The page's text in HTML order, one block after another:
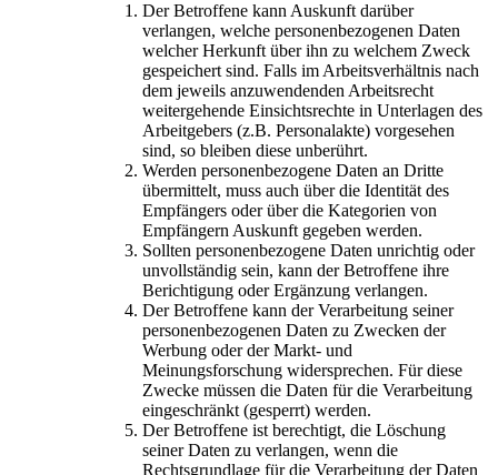
Der Betroffene kann Auskunft darüber
verlangen, welche personenbezogenen Daten
welcher Herkunft über ihn zu welchem Zweck
gespeichert sind. Falls im Arbeitsverhältnis nach
dem jeweils anzuwendenden Arbeitsrecht
weitergehende Einsichtsrechte in Unterlagen des
Arbeitgebers (z.B. Personalakte) vorgesehen
sind, so bleiben diese unberührt.
Werden personenbezogene Daten an Dritte
übermittelt, muss auch über die Identität des
Empfängers oder über die Kategorien von
Empfängern Auskunft gegeben werden.
Sollten personenbezogene Daten unrichtig oder
unvollständig sein, kann der Betroffene ihre
Berichtigung oder Ergänzung verlangen.
Der Betroffene kann der Verarbeitung seiner
personenbezogenen Daten zu Zwecken der
Werbung oder der Markt- und
Meinungsforschung widersprechen. Für diese
Zwecke müssen die Daten für die Verarbeitung
eingeschränkt (gesperrt) werden.
Der Betroffene ist berechtigt, die Löschung
seiner Daten zu verlangen, wenn die
Rechtsgrundlage für die Verarbeitung der Daten